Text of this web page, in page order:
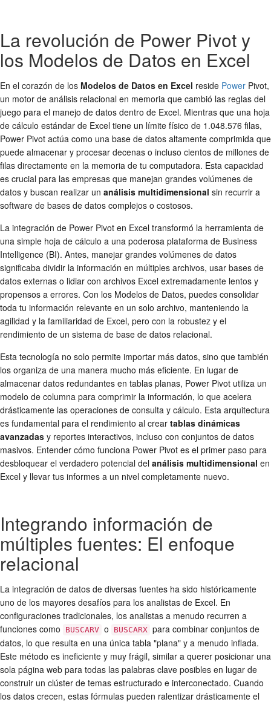
La revolución de Power Pivot y
los Modelos de Datos en Excel
En el corazón de los Modelos de Datos en Excel reside Power Pivot,
un motor de análisis relacional en memoria que cambió las reglas del
juego para el manejo de datos dentro de Excel. Mientras que una hoja
de cálculo estándar de Excel tiene un límite físico de 1.048.576 filas,
Power Pivot actúa como una base de datos altamente comprimida que
puede almacenar y procesar decenas o incluso cientos de millones de
filas directamente en la memoria de tu computadora. Esta capacidad
es crucial para las empresas que manejan grandes volúmenes de
datos y buscan realizar un análisis multidimensional sin recurrir a
software de bases de datos complejos o costosos.
La integración de Power Pivot en Excel transformó la herramienta de
una simple hoja de cálculo a una poderosa plataforma de Business
Intelligence (BI). Antes, manejar grandes volúmenes de datos
significaba dividir la información en múltiples archivos, usar bases de
datos externas o lidiar con archivos Excel extremadamente lentos y
propensos a errores. Con los Modelos de Datos, puedes consolidar
toda tu información relevante en un solo archivo, manteniendo la
agilidad y la familiaridad de Excel, pero con la robustez y el
rendimiento de un sistema de base de datos relacional.
Esta tecnología no solo permite importar más datos, sino que también
los organiza de una manera mucho más eficiente. En lugar de
almacenar datos redundantes en tablas planas, Power Pivot utiliza un
modelo de columna para comprimir la información, lo que acelera
drásticamente las operaciones de consulta y cálculo. Esta arquitectura
es fundamental para el rendimiento al crear tablas dinámicas
avanzadas y reportes interactivos, incluso con conjuntos de datos
masivos. Entender cómo funciona Power Pivot es el primer paso para
desbloquear el verdadero potencial del análisis multidimensional en
Excel y llevar tus informes a un nivel completamente nuevo.
Integrando información de
múltiples fuentes: El enfoque
relacional
La integración de datos de diversas fuentes ha sido históricamente
uno de los mayores desafíos para los analistas de Excel. En
configuraciones tradicionales, los analistas a menudo recurren a
funciones como
BUSCARV o BUSCARX para combinar conjuntos de
datos, lo que resulta en una única tabla "plana" y a menudo inflada.
Este método es ineficiente y muy frágil, similar a querer posicionar una
sola página web para todas las palabras clave posibles en lugar de
construir un clúster de temas estructurado e interconectado. Cuando
los datos crecen, estas fórmulas pueden ralentizar drásticamente el